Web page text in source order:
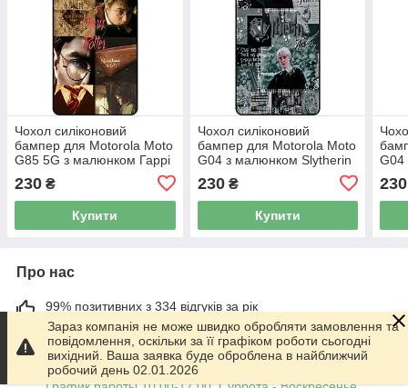
Чохол силіконовий
бампер для Motorola Moto
G85 5G з малюнком Гаррі
230 ₴
Купити
Чохол силіконовий
бампер для Motorola Moto
G04 з малюнком Slytherin
Слизерин Драко Малфой
Гаррі Поттер Harry
230₴
Купити
230
Про нас
99% позитивних з 334 відгуків за рік
Працює з 01.06.2014
м. Харків
Зараз компанія не може швидко обробляти замовлення та
повідомлення, оскільки за її графіком роботи сьогодні
вихідний. Ваша заявка буде оброблена в найближчий
робочий день 02.01.2026